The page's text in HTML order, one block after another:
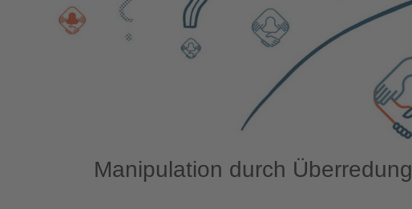
Manipulation durch Überredung